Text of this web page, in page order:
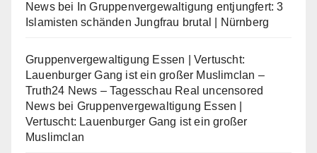
Newsbei
In Gruppenvergewaltigung entjungfert: 3
Islamisten schänden Jungfrau brutal | Nürnberg
Gruppenvergewaltigung Essen | Vertuscht:
Lauenburger Gang ist ein großer Muslimclan –
Truth24 News – Tagesschau Real uncensored
Newsbei Gruppenvergewaltigung Essen |
Vertuscht: Lauenburger Gang ist ein großer
Muslimclan